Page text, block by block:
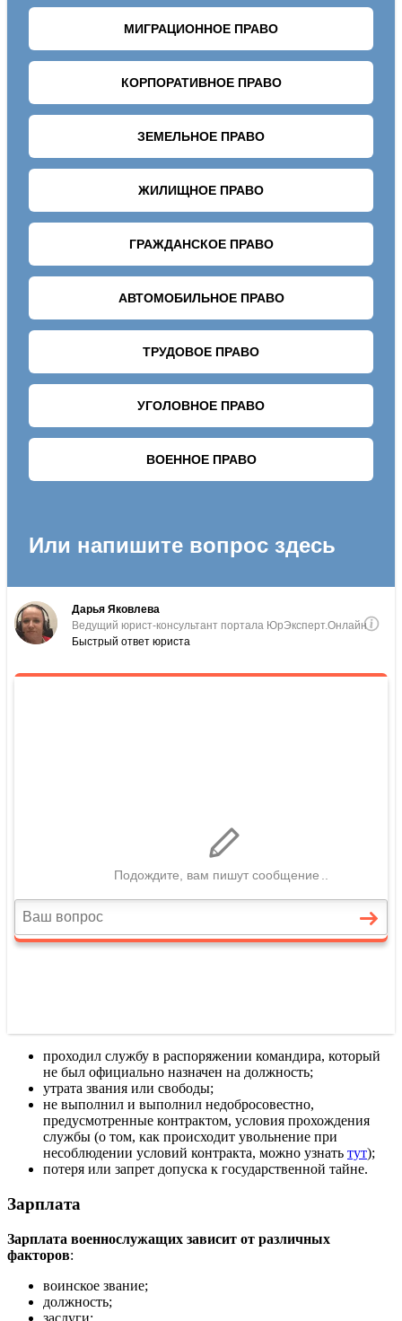
проходил службу в распоряжении командира, который
не был официально назначен на должность;
утрата звания или свободы;
не выполнил и выполнил недобросовестно,
предусмотренные контрактом, условия прохождения
службы (о том, как происходит увольнение при
несоблюдении условий контракта, можно узнать тут);
потеря или запрет допуска к государственной тайне.
Зарплата
Зарплата военнослужащих зависит от различных
факторов:
воинское звание;
должность;
заслуги;